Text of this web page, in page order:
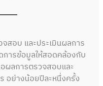
สอบ และประเมินผลการ
ารข้อมูลให้สอดคล้องกับ
ผลการตรวจสอบและ
อย่างน้อยปีละหนึ่งครั้ง